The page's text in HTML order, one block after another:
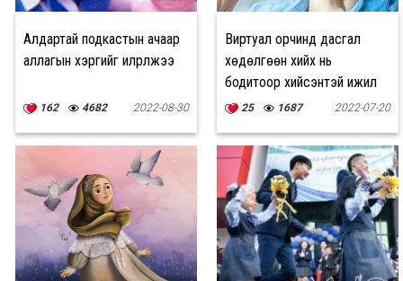
Алдартай подкастын ачаар
аллагын хэргийг илрүүлжээ
162 4682 2022-08-30
Виртуал орчинд дасгал
хөдөлгөөн хийх нь
бодитоор хийсэнтэй ижил
ашиг тустай
25 1687 2022-07-20